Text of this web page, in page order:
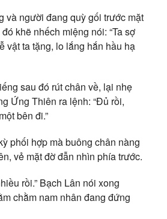
và người đang quỳ gối trước mặt
khẽ nhếch miệng nói: “Ta sợ
vật ta tặng, lo lắng hắn hầu hạ
sau đó rút chân về, lại nhẹ
Ứng Thiên ra lệnh: “Đủ rồi,
bên đi.”
phối hợp mà buông chân nàng
vẻ mặt đờ đẫn nhìn phía trước.
rồi.” Bạch Lân nói xong
chằm nam nhân đang đứng